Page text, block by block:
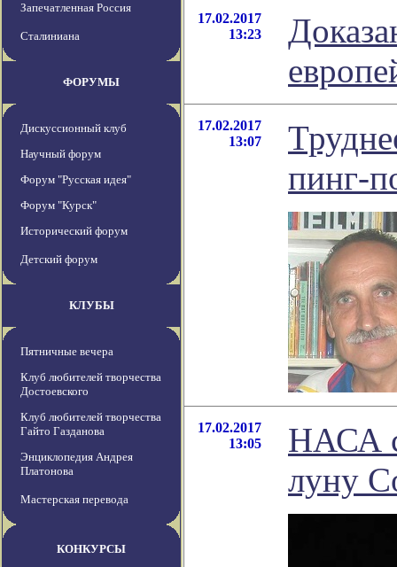
Запечатленная Россия
Сталиниана
ФОРУМЫ
Дискуссионный клуб
Научный форум
Форум "Русская идея"
Форум "Курск"
Исторический форум
Детский форум
КЛУБЫ
Пятничные вечера
Клуб любителей творчества
Достоевского
Клуб любителей творчества
Гайто Газданова
Энциклопедия Андрея
Платонова
Мастерская перевода
КОНКУРСЫ
17.02.2017
13:23
17.02.2017
13:07
пинг-
17.02.2017
13:05
НАСА
луну